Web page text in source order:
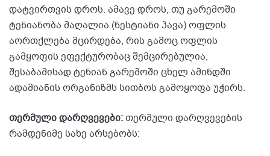
დატვირთვის დროს. ამავე დროს, თუ გარემოში
ტენიანობა მაღალია (ნესტიანი ჰავა) ოფლის
აორთქლება მცირდება, რის გამოც ოფლის
გამყოფის ეფექტურობაც შემცირებულია,
შესაბამისად ტენიან გარემოში ცხელ ამინდში
ადამიანის ორგანიზმს სითბოს გამოყოფა უჭირს.
თერმული დარღვევები:თერმული დარღვევების
რამდენიმე სახე არსებობს: